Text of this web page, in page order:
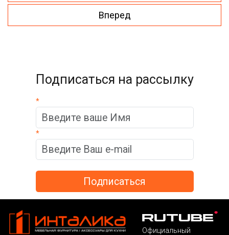
Вперед
Подписаться на рассылку
*
*
Официальный